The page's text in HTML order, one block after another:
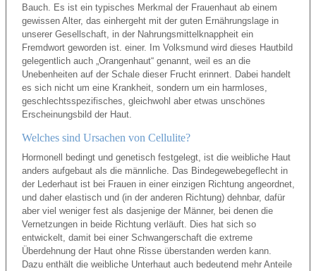
Bauch. Es ist ein typisches Merkmal der Frauenhaut ab einem
gewissen Alter, das einhergeht mit der guten Ernährungslage in
unserer Gesellschaft, in der Nahrungsmittelknappheit ein
Fremdwort geworden ist. einer. Im Volksmund wird dieses Hautbild
gelegentlich auch „Orangenhaut“ genannt, weil es an die
Unebenheiten auf der Schale dieser Frucht erinnert. Dabei handelt
es sich nicht um eine Krankheit, sondern um ein harmloses,
geschlechtsspezifisches, gleichwohl aber etwas unschönes
Erscheinungsbild der Haut.
Welches sind Ursachen von Cellulite?
Hormonell bedingt und genetisch festgelegt, ist die weibliche Haut
anders aufgebaut als die männliche. Das Bindegewebegeflecht in
der Lederhaut ist bei Frauen in einer einzigen Richtung angeordnet,
und daher elastisch und (in der anderen Richtung) dehnbar, dafür
aber viel weniger fest als dasjenige der Männer, bei denen die
Vernetzungen in beide Richtung verläuft. Dies hat sich so
entwickelt, damit bei einer Schwangerschaft die extreme
Überdehnung der Haut ohne Risse überstanden werden kann.
Dazu enthält die weibliche Unterhaut auch bedeutend mehr Anteile